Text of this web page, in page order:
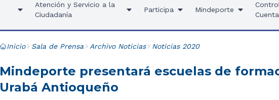
Atención y Servicio a la
Ciudadanía
Participa Mindeporte
Inicio Sala de Prensa Archivo Noticias Noticias 2020
Mindeporte presentará escuelas de
Urabá Antioqueño